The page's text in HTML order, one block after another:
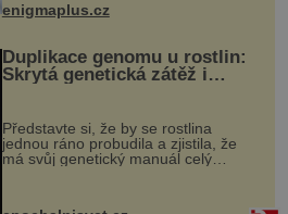
enigmaplus.cz
Duplikace genomu u rostlin:
Skrytá genetická zátěž i
Představte si, že by se rostlina
jednou ráno probudila a zjistila, že
má svůj genetický manuál celý